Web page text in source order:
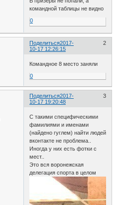
командной таблицы не видно
0
Поделиться 2
2017-
10-17 12:26:15
Командное 8 место заняли
0
Поделиться 3
2017-
10-17 19:20:48
С такими специфическими
фамилиями и именами
(найдено гуглем) найти людей
вконтакте не проблема..
Иногда у них есть фотки с
мест..
Это вся воронежская
делегация спорта в целом